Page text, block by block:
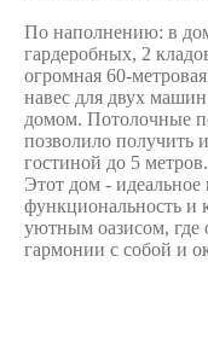
По наполнению: в
гардеробных, 2
огромная 60-
навес для двух
домом. Потолочные
позволило получить
гостиной до 5 метров.
Этот дом - идеальное
функциональность и
уютным оазисом, где
гармонии с собой и